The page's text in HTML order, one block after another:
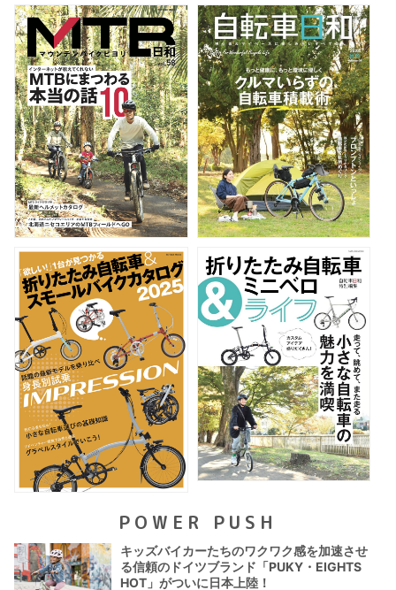
POWER PUSH
キッズバイカーたちのワクワク感を加速させ
る信頼のドイツブランド「PUKY・EIGHTS
HOT」がついに日本上陸！